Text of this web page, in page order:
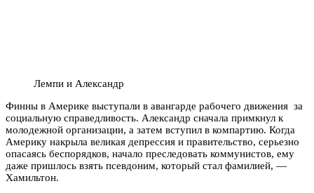
Лемпи и Александр
Финны в Америке выступали в авангарде рабочего движения за
социальную справедливость. Александр сначала примкнул к
молодежной организации, а затем вступил в компартию. Когда
Америку накрыла великая депрессия и правительство, серьезно
опасаясь беспорядков, начало преследовать коммунистов, ему
даже пришлось взять псевдоним, который стал фамилией, —
Хамильтон.